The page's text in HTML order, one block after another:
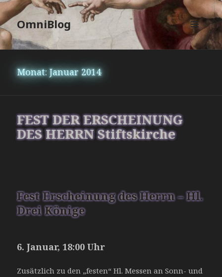
OmniBlog
MENÜ
UND
Monat:Januar 2014
FEST DER ERSCHEINUNG
DES HERRN Stiftskirche
Fest Erscheinung des Herrn – Hl.
Drei Könige
6. Januar, 18:00 Uhr
Zusätzlich zu den „festen“ Hl. Messen an Sonn- und